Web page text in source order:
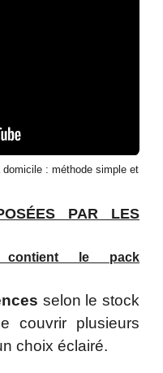
: méthode simple et
PAR LES
contient le pack
selon le stock
couvrir plusieurs
choix éclairé.